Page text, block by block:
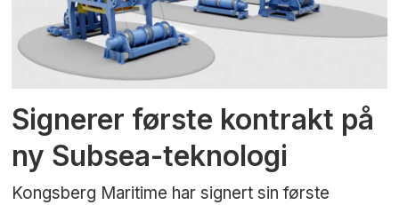
Signerer første kontrakt på
ny Subsea-teknologi
Kongsberg Maritime har signert sin første